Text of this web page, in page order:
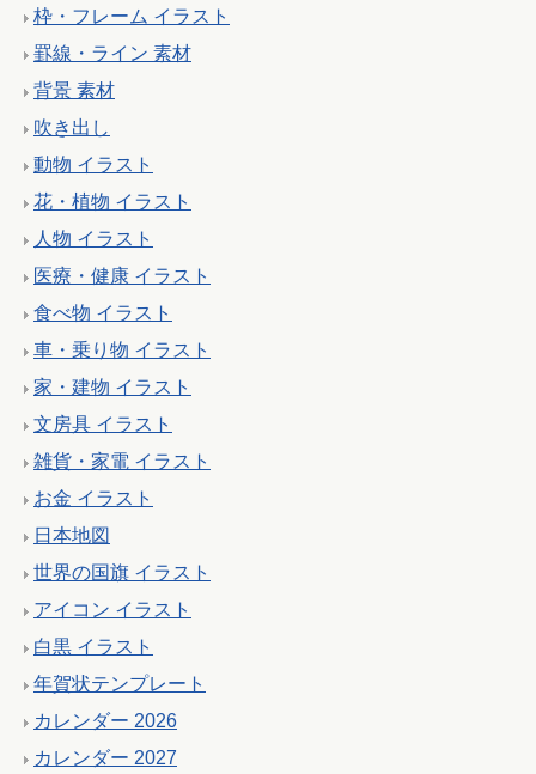
枠・フレーム イラスト
罫線・ライン 素材
背景 素材
吹き出し
動物 イラスト
花・植物 イラスト
人物 イラスト
医療・健康 イラスト
食べ物 イラスト
車・乗り物 イラスト
家・建物 イラスト
文房具 イラスト
雑貨・家電 イラスト
お金 イラスト
日本地図
世界の国旗 イラスト
アイコン イラスト
白黒 イラスト
年賀状テンプレート
カレンダー 2026
カレンダー 2027